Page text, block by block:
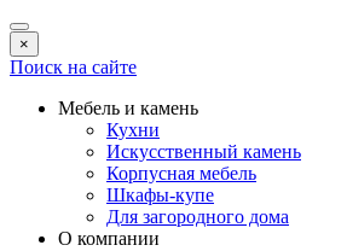
×
Поиск на сайте
Мебель и камень
Кухни
Искусственный камень
Корпусная мебель
Шкафы-купе
Для загородного дома
О компании